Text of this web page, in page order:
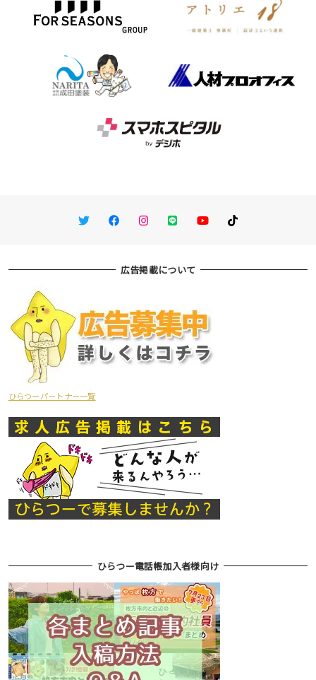
TwitterFacebookInstagram
LINE You TubeTikTok
広告掲載について
ひらつーパートナー一覧
ひらつー電話帳加入者様向け